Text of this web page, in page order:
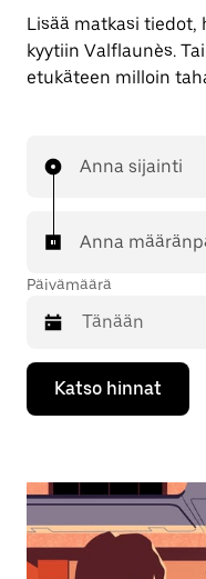
Lisää matkasi tiedot,
kyytiin Valflaunès.
etukäteen milloin
Anna sijainti
Anna
Päivämäärä
Valitse
päivämäärä
kalenterissa
Sulje
Esc-
painikkeella.
Katso hinnat